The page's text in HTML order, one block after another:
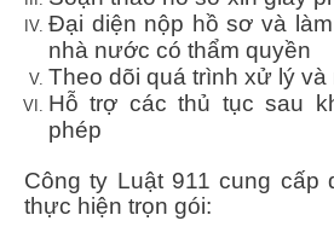
Đại diện nộp hồ sơ và
nhà nước có thẩm quyền
Theo dõi quá trình xử lý và
Hỗ trợ các thủ tục sau
phép
Công ty Luật 911 cung cấp
thực hiện trọn gói: